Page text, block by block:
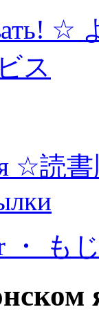
☆
ス
☆読
・ も